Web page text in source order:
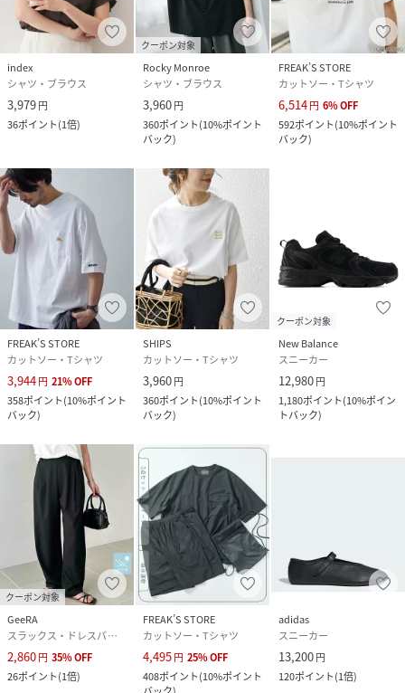
index
シャツ・ブラウス
3,979円
36ポイント(1倍)
クーポン対象
Rocky Monroe
シャツ・ブラウス
3,960円
360ポイント(10%ポイント
バック)
FREAK’S STORE
カットソー・Tシャツ
6,514円 6%OFF
592ポイント(10%ポイント
バック)
FREAK’S STORE
カットソー・Tシャツ
3,944円 21%OFF
358ポイント(10%ポイント
バック)
SHIPS
カットソー・Tシャツ
3,960円
360ポイント(10%ポイント
バック)
クーポン対象
New Balance
スニーカー
12,980円
1,180ポイント(10%ポイン
トバック)
クーポン対象
GeeRA
スラックス・ドレスパンツ
2,860円 35%OFF
26ポイント(1倍)
FREAK’S STORE
カットソー・Tシャツ
4,495円 25%OFF
408ポイント(10%ポイント
adidas
スニーカー
13,200円
120ポイント(1倍)